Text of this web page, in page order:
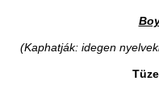
(Kaphatják: idegen